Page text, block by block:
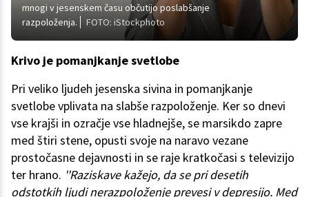
mnogi v jesenskem času občutijo poslabšanje
razpoloženja.
FOTO: iStockphoto
Krivo je pomanjkanje svetlobe
Pri veliko ljudeh jesenska sivina in pomanjkanje
svetlobe vplivata na slabše razpoloženje. Ker so dnevi
vse krajši in ozračje vse hladnejše, se marsikdo zapre
med štiri stene, opusti svoje na naravo vezane
prostočasne dejavnosti in se raje kratkočasi s televizijo
ter hrano. ''Raziskave kažejo, da se pri desetih
odstotkih ljudi nerazpoloženje prevesi v depresijo. Med